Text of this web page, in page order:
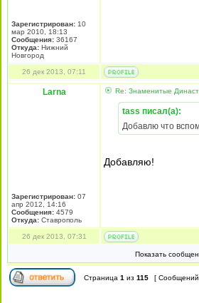
Зарегистрирован: 10
мар 2010, 18:13
Сообщения: 36167
Откуда: Нижний
Новгород
26 дек 2013, 07:11
Larna
Зарегистрирован: 07
апр 2012, 14:16
Сообщения: 4579
Откуда: Ставрополь
Re: Знаменитые
tass писал(а):
Добавлю что
Добавляю!
26 дек 2013, 07:31
Показать
Страница 1 из 115 [